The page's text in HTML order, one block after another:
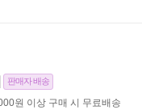
판매자 배송
원 이상 구매 시 무료배송